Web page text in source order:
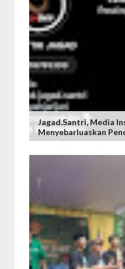
Jagad.santri, Media
Menyebarluaskan